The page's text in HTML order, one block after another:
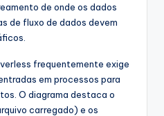
de onde os dados
de fluxo de dados devem
frequentemente exige
em processos para
O diagrama destaca o
carregado) e os